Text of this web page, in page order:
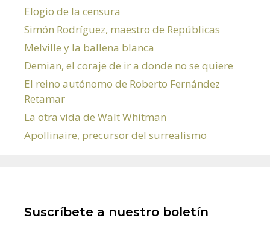
Elogio de la censura
Simón Rodríguez, maestro de Repúblicas
Melville y la ballena blanca
Demian, el coraje de ir a donde no se quiere
El reino autónomo de Roberto Fernández
Retamar
La otra vida de Walt Whitman
Apollinaire, precursor del surrealismo
Suscríbete a nuestro boletín